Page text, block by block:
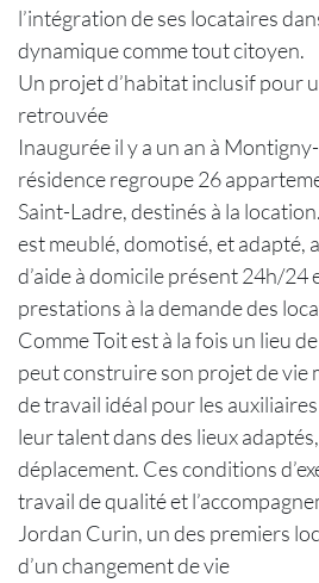
l’intégration de ses locataires
dynamique comme tout citoyen.
Un projet d’habitat inclusif pour
retrouvée
Inaugurée il y a un an à
résidence regroupe 26
Saint-Ladre, destinés à la
est meublé, domotisé, et adapté,
d’aide à domicile présent 24h/24
prestations à la demande des
Comme Toit est à la fois un lieu
peut construire son projet de vie
de travail idéal pour les
leur talent dans des lieux
déplacement. Ces conditions
travail de qualité et
Jordan Curin, un des premiers
d’un changement de vie